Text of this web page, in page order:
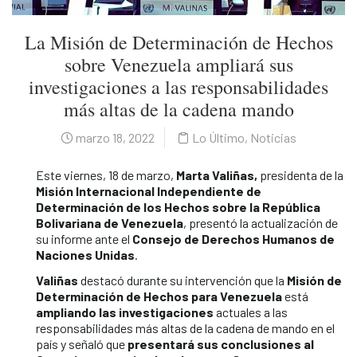
La Misión de Determinación de Hechos
sobre Venezuela ampliará sus
investigaciones a las responsabilidades
más altas de la cadena mando
marzo 18, 2022 Lo Último, Noticias
Este viernes, 18 de marzo, Marta Valiñas, presidenta de la
Misión Internacional Independiente de
Determinación de los Hechos sobre la República
Bolivariana de Venezuela, presentó la actualización de
su informe ante el Consejo de Derechos Humanos de
Naciones Unidas.
Valiñas destacó durante su intervención que la Misión de
Determinación de Hechos para Venezuelaestá
ampliando las investigaciones actuales a las
responsabilidades más altas de la cadena de mando en el
país y señaló que presentará sus conclusiones al